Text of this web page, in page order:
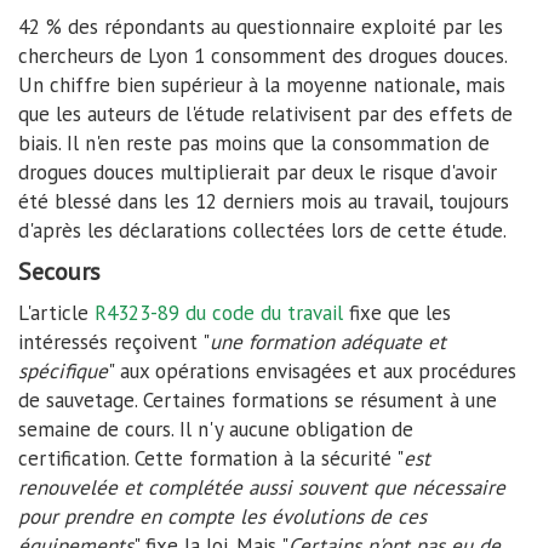
42 % des répondants au questionnaire exploité par les
chercheurs de Lyon 1 consomment des drogues douces.
Un chiffre bien supérieur à la moyenne nationale, mais
que les auteurs de l'étude relativisent par des effets de
biais. Il n'en reste pas moins que la consommation de
drogues douces multiplierait par deux le risque d'avoir
été blessé dans les 12 derniers mois au travail, toujours
d'après les déclarations collectées lors de cette étude.
Secours
L'article R4323-89 du code du travail fixe que les
intéressés reçoivent "une formation adéquate et
spécifique" aux opérations envisagées et aux procédures
de sauvetage. Certaines formations se résument à une
semaine de cours. Il n'y aucune obligation de
certification. Cette formation à la sécurité "est
renouvelée et complétée aussi souvent que nécessaire
pour prendre en compte les évolutions de ces